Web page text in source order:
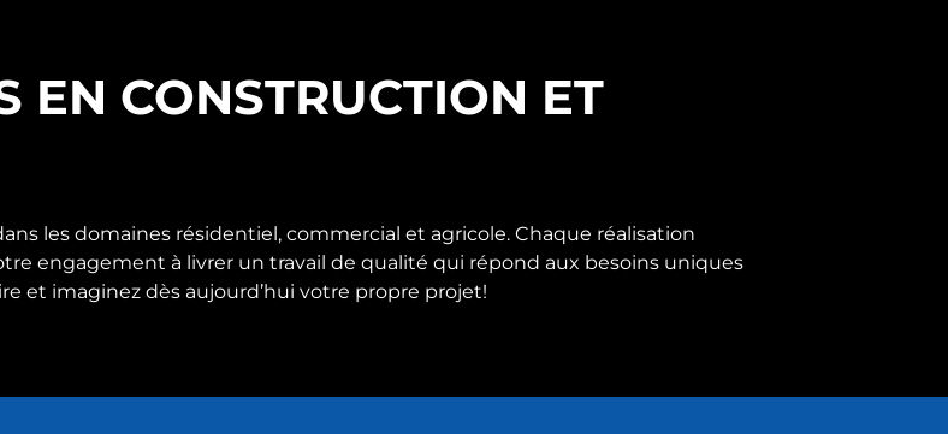
EN CONSTRUCTION ET
les domaines résidentiel, commercial et agricole. Chaque réalisation
engagement à livrer un travail de qualité qui répond aux besoins uniques
et imaginez dès aujourd’hui votre propre projet!